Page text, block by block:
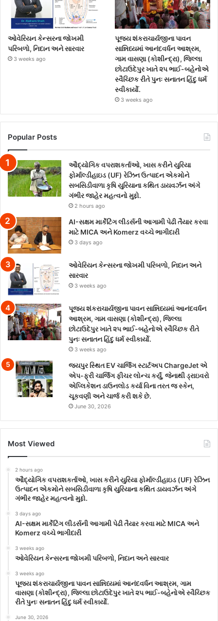
ઓવેરિયન કેન્સરના જોખમી
પરિબળો, નિદાન અને સારવાર
3 weeks ago
પૂજ્ય શંકરાચાર્યજીના પાવન
સાન્નિધ્યમાં આનંદવર્ધન આશ્રમ,
ગામ વાસણા (કોશીન્દ્રા), જિલ્લા
છોટાઉદેપુર ખાતે ૨૫ ભાઈ-બહેનોએ
સ્વૈચ્છિક રીતે પુનઃ સનાતન હિંદુ ધર્મ
સ્વીકાર્યો.
3 weeks ago
Popular Posts
ઔદ્યોગિક વપરાશકર્તાઓ, ખાસ કરીને યુરિયા
ફોર્માલ્ડીહાઇડ (UF) રેઝિન ઉત્પાદન એકમોને
સબસિડીવાળા કૃષિ યુરિયાના કથિત ડાયવર્ઝન અંગે
ગંભીર જાહેર મહત્વનો મુદ્દો.
2 hours ago
AI-સક્ષમ માર્કેટિંગ લીડર્સની આગામી પેઢી તૈયાર કરવા
માટે MICA અને Komerz વચ્ચે ભાગીદારી
3 days ago
ઓવેરિયન કેન્સરના જોખમી પરિબળો, નિદાન અને
સારવાર
3 weeks ago
પૂજ્ય શંકરાચાર્યજીના પાવન સાન્નિધ્યમાં આનંદવર્ધન
આશ્રમ, ગામ વાસણા (કોશીન્દ્રા), જિલ્લા
છોટાઉદેપુર ખાતે ૨૫ ભાઈ-બહેનોએ સ્વૈચ્છિક રીતે
પુનઃ સનાતન હિંદુ ધર્મ સ્વીકાર્યો.
3 weeks ago
જયપુર સ્થિત EV ચાર્જિંગ સ્ટાર્ટઅપ ChargeJet એ
એપ-ફ્રી ચાર્જિંગ ફીચર લોન્ચ કર્યું, જેનાથી ડ્રાઇવરો
એપ્લિકેશન ડાઉનલોડ કર્યા વિના તરત જ સ્કેન,
ચૂકવણી અને ચાર્જ કરી શકે છે.
June 30, 2026
Most Viewed
2 hours ago
ઔદ્યોગિક વપરાશકર્તાઓ, ખાસ કરીને યુરિયા ફોર્માલ્ડીહાઇડ (UF) રેઝિન
ઉત્પાદન એકમોને સબસિડીવાળા કૃષિ યુરિયાના કથિત ડાયવર્ઝન અંગે
ગંભીર જાહેર મહત્વનો મુદ્દો.
3 days ago
AI-સક્ષમ માર્કેટિંગ લીડર્સની આગામી પેઢી તૈયાર કરવા માટે MICA અને
Komerz વચ્ચે ભાગીદારી
3 weeks ago
ઓવેરિયન કેન્સરના જોખમી પરિબળો, નિદાન અને સારવાર
3 weeks ago
પૂજ્ય શંકરાચાર્યજીના પાવન સાન્નિધ્યમાં આનંદવર્ધન આશ્રમ, ગામ
વાસણા (કોશીન્દ્રા), જિલ્લા છોટાઉદેપુર ખાતે ૨૫ ભાઈ-બહેનોએ સ્વૈચ્છિક
રીતે પુનઃ સનાતન હિંદુ ધર્મ સ્વીકાર્યો.
June 30, 2026